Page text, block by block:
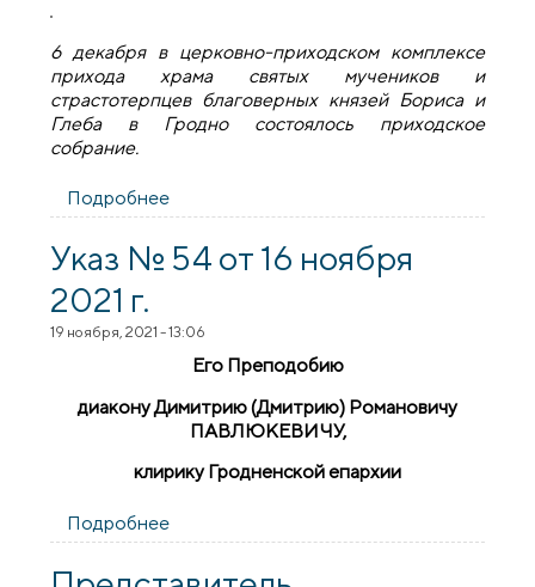
6 декабря в церковно-приходском комплексе
прихода храма святых мучеников и
страстотерпцев благоверных князей Бориса и
Глеба в Гродно состоялось приходское
собрание.
Подробнее
святых Бориса и Глеба на Коложе
Указ № 54 от 16 ноября
2021 г.
19 ноября, 2021 - 13:06
Его Преподобию
диакону Димитрию (Дмитрию) Романовичу
ПАВЛЮКЕВИЧУ,
клирику Гродненской епархии
Подробнее